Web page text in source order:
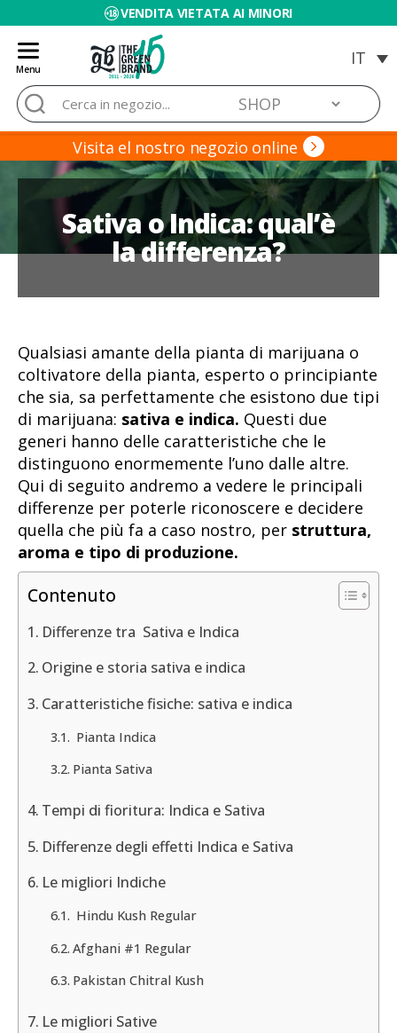
VENDITA VIETATA AI MINORI
Menu
Blog
de
Grow
Barato
Cerca:
Visita el nostro negozio online
Sativa o Indica: qual’è
la differenza?
Qualsiasi amante della pianta di marijuana o
coltivatore della pianta, esperto o principiante
che sia, sa perfettamente che esistono due tipi
di marijuana: sativa e indica. Questi due
generi hanno delle caratteristiche che le
distinguono enormemente l’uno dalle altre.
Qui di seguito andremo a vedere le principali
differenze per poterle riconoscere e decidere
quella che più fa a caso nostro, per struttura,
aroma e tipo di produzione.
Contenuto
Differenze tra Sativa e Indica
Origine e storia sativa e indica
Caratteristiche fisiche: sativa e indica
Pianta Indica
Pianta Sativa
Tempi di fioritura: Indica e Sativa
Differenze degli effetti Indica e Sativa
Le migliori Indiche
Hindu Kush Regular
Afghani #1 Regular
Pakistan Chitral Kush
Le migliori Sative